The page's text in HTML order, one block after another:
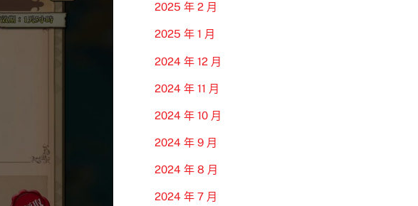
2025 年 2 月
2025 年 1 月
2024 年 12 月
2024 年 11 月
2024 年 10 月
2024 年 9 月
2024 年 8 月
2024 年 7 月